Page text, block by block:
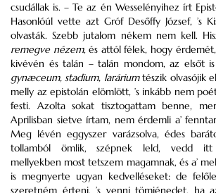
csudállak is. – Te az én Wesselényihez írt
Hasonlóúl vette azt Gróf Desőffy József, ’s
olvasták. Szebb jutalom nékem nem kell.
remegve nézem, és attól félek, hogy
kivévén és talán – talán mondom, az elsőt is
gynæceum, stadium, laráriumtészik olvasójik
melly az epistolán elömlött, ’s inkább nem
festi. Azolta sokat tisztogattam benne,
Aprilisban sietve írtam, nem érdemli a’
Meg lévén eggyszer varázsolva, édes
tollamból ömlik, szépnek leld, vedd itt
mellyekben most tetszem magamnak, és a’
is megnyerte ugyan kedvelléseket: de
szeretném érteni, ’s venni tömjénedet, ha